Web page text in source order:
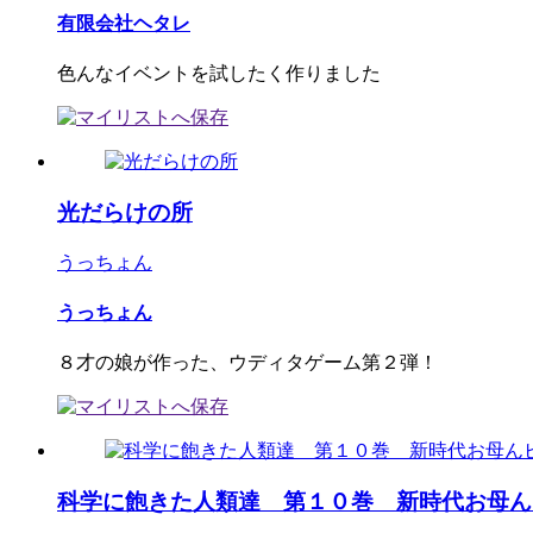
有限会社ヘタレ
色んなイベントを試したく作りました
光だらけの所
うっちょん
うっちょん
８才の娘が作った、ウディタゲーム第２弾！
科学に飽きた人類達 第１０巻 新時代お母ん